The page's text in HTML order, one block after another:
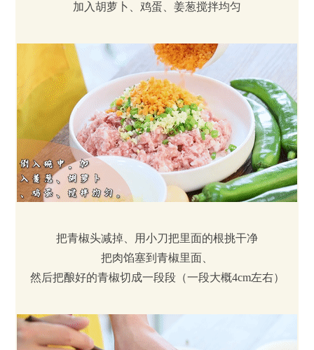
加入胡萝卜、鸡蛋、姜葱搅拌均匀
把青椒头减掉、用小刀把里面的根挑干净
把肉馅塞到青椒里面、
然后把酿好的青椒切成一段段（一段大概4cm左右）